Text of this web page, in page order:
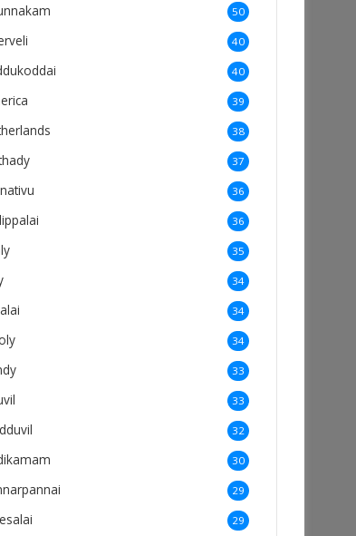
50
40
40
39
38
37
36
36
35
34
34
34
33
33
32
30
29
29